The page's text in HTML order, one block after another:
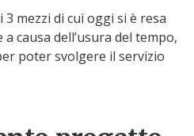
mezzi di cui oggi si è resa
causa dell’usura del tempo,
poter svolgere il servizio